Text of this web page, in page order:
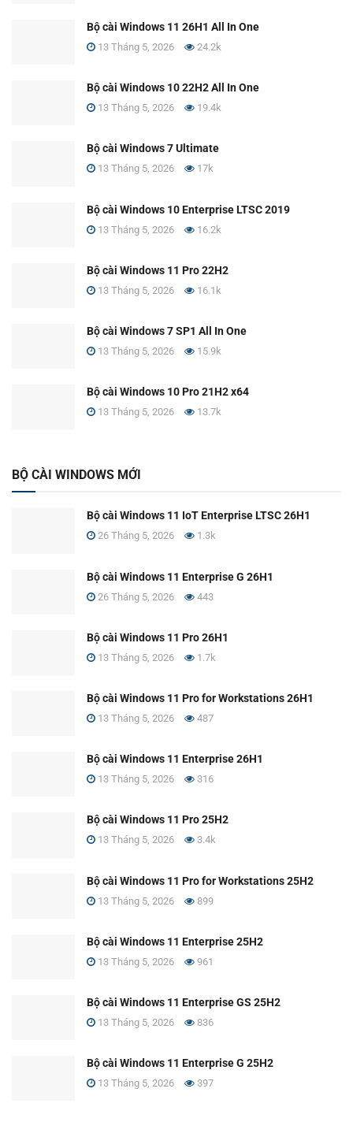
Bộ cài Windows 11 26H1 All In One
13 Tháng 5, 2026 24.2k
Bộ cài Windows 10 22H2 All In One
13 Tháng 5, 2026 19.4k
Bộ cài Windows 7 Ultimate
13 Tháng 5, 2026 17k
Bộ cài Windows 10 Enterprise LTSC 2019
13 Tháng 5, 2026 16.2k
Bộ cài Windows 11 Pro 22H2
13 Tháng 5, 2026 16.1k
Bộ cài Windows 7 SP1 All In One
13 Tháng 5, 2026 15.9k
Bộ cài Windows 10 Pro 21H2 x64
13 Tháng 5, 2026 13.7k
BỘ CÀI WINDOWS MỚI
Bộ cài Windows 11 IoT Enterprise LTSC 26H1
26 Tháng 5, 2026 1.3k
Bộ cài Windows 11 Enterprise G 26H1
26 Tháng 5, 2026 443
Bộ cài Windows 11 Pro 26H1
13 Tháng 5, 2026 1.7k
Bộ cài Windows 11 Pro for Workstations 26H1
13 Tháng 5, 2026 487
Bộ cài Windows 11 Enterprise 26H1
13 Tháng 5, 2026 316
Bộ cài Windows 11 Pro 25H2
13 Tháng 5, 2026 3.4k
Bộ cài Windows 11 Pro for Workstations 25H2
13 Tháng 5, 2026 899
Bộ cài Windows 11 Enterprise 25H2
13 Tháng 5, 2026 961
Bộ cài Windows 11 Enterprise GS 25H2
13 Tháng 5, 2026 836
Bộ cài Windows 11 Enterprise G 25H2
13 Tháng 5, 2026 397